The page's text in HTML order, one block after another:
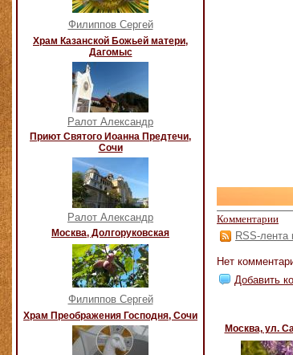
Филиппов Сергей
Храм Казанской Божьей матери,
Дагомыс
Ралот Александр
Приют Святого Иоанна Предтечи,
Сочи
Ралот Александр
Москва, Долгоруковская
Филиппов Сергей
Храм Преображения Господня, Сочи
Комментарии
RSS-лента
Нет
Добавить
Москва, ул.